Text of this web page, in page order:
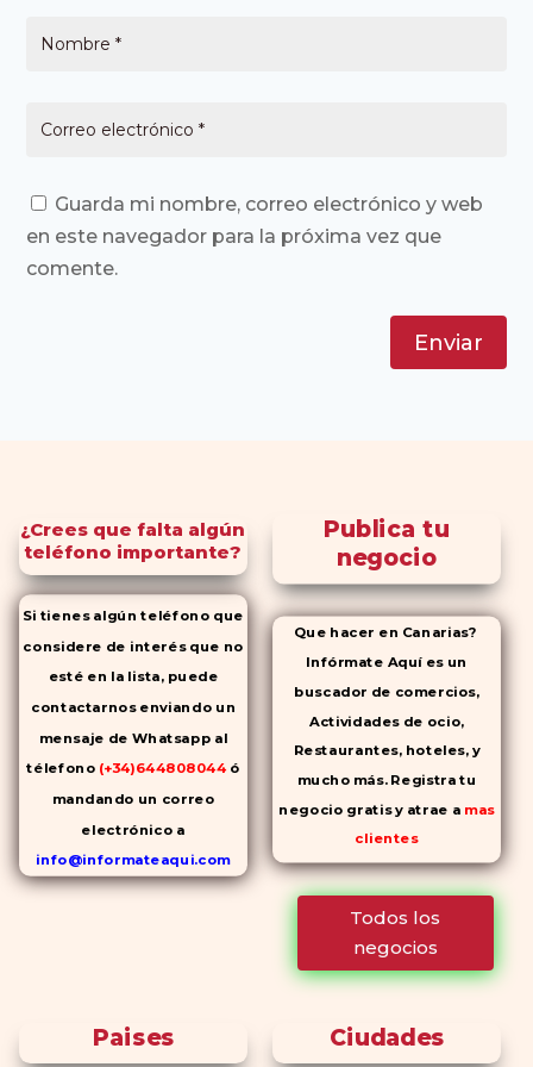
Guarda mi nombre, correo electrónico y web
en este navegador para la próxima vez que
comente.
Enviar
¿Crees que falta algún
teléfono importante?
Si tienes algún teléfono que
considere de interés que no
esté en la lista, puede
contactarnos enviando un
mensaje de Whatsapp al
télefono (+34)644808044 ó
mandando un correo
electrónico a
info@informateaqui.com
Mientras que antes la
cambio de los tiempos ha
Publica tu
negocio
Que hacer en Canarias?
Infórmate Aquí es un
buscador de comercios,
Actividades de ocio,
Restaurantes, hoteles, y
mucho más. Registra tu
negocio gratis y atrae a mas
clientes
Todos los
negocios
Paises Ciudades